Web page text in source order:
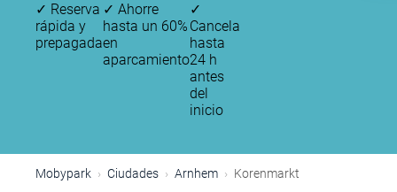
✓ Reserva
rápida y
prepagada
✓ Ahorre
hasta un 60%
en
aparcamiento
✓
Cancela
hasta
24 h
antes
del
inicio
Mobypark Ciudades Arnhem Korenmarkt